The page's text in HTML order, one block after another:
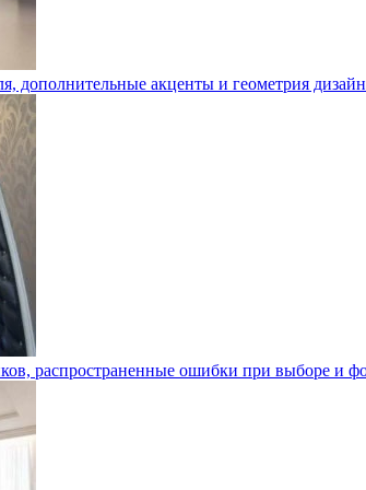
дополнительные акценты и геометрия
распространенные ошибки при выборе и